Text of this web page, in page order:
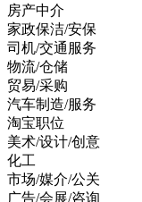
房产中介
家政保洁/安保
司机/交通服务
物流/仓储
贸易/采购
汽车制造/服务
淘宝职位
美术/设计/创意
化工
市场/媒介/公关
广告/会展/咨询